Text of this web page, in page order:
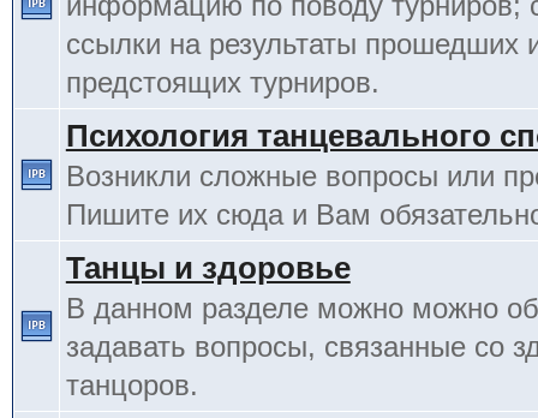
ссылки на результаты прошедших
предстоящих турниров.
Психология танцевального
Возникли сложные вопросы или
Пишите их сюда и Вам
Танцы и здоровье
В данном разделе можно можно
задавать вопросы, связанные со
танцоров.